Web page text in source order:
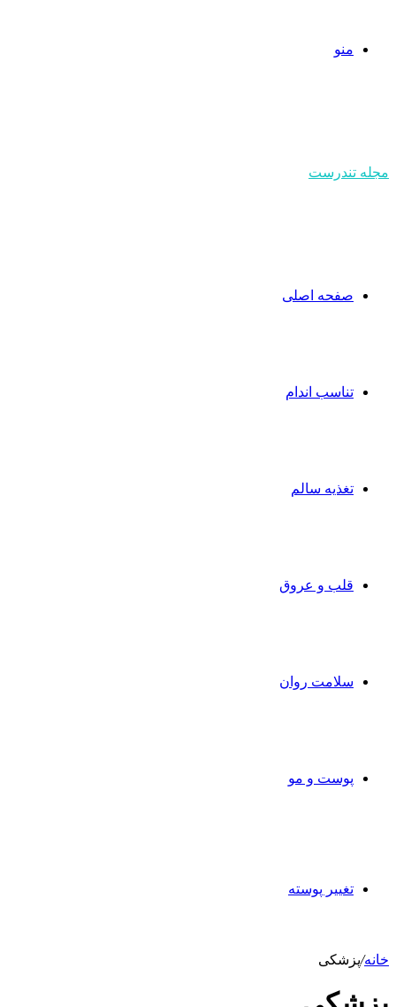
منو
مجله تندرست
صفحه اصلی
تناسب اندام
تغذیه سالم
قلب و عروق
سلامت روان
پوست و مو
تغییر پوسته
خانه/پزشکی